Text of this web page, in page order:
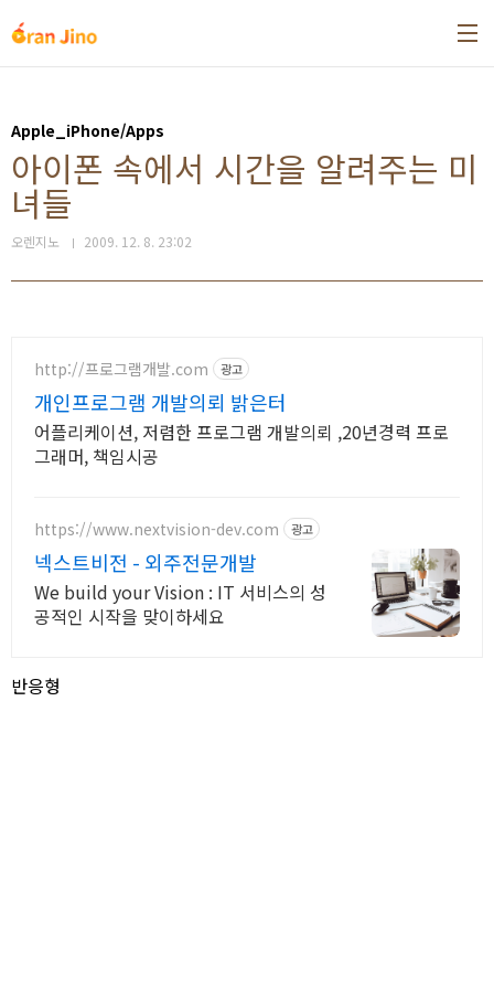
Apple_iPhone/Apps
아이폰 속에서 시간을 알려주는 미
녀들
오렌지노 2009. 12. 8. 23:02
http://프로그램개발.com 광고
개인프로그램 개발의뢰 밝은터
어플리케이션, 저렴한 프로그램 개발의뢰 ,20년경력 프로
그래머, 책임시공
https://www.nextvision-dev.com 광고
넥스트비전 - 외주전문개발
We build your Vision : IT 서비스의 성
공적인 시작을 맞이하세요
반응형